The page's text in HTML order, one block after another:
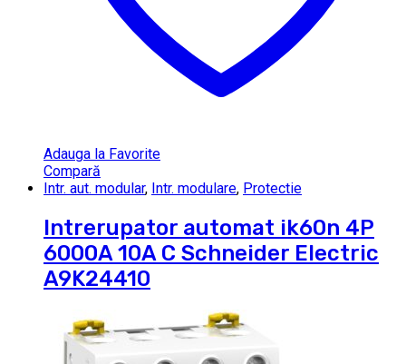
Adauga la Favorite
Compară
Intr. aut. modular, Intr. modulare, Protectie
Intrerupator automat ik60n 4P
6000A 10A C Schneider Electric
A9K24410